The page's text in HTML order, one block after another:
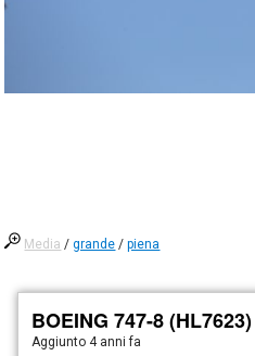
Media /grande /piena
BOEING 747-8 (HL7623)
Aggiunto 4 anni fa